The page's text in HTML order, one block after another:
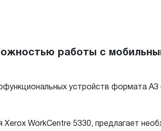
работы с
устройств формата А3
WorkCentre 5330, предлагает